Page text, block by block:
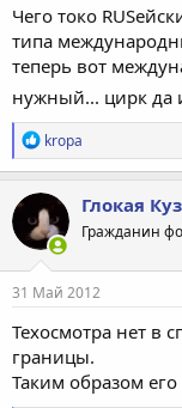
Чего токо
типа
теперь вот
нужный... цирк да
Р
е
а
к
ц
и
и
:
kropa
Глокая
Гражданин
31 Май 2012
Техосмотра нет в
границы.
Таким образом